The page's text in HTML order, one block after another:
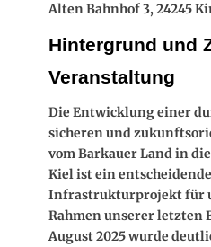
Alten Bahnhof 3, 24245
Hintergrund und
Veranstaltung
Die Entwicklung einer
sicheren und
vom Barkauer Land in
Kiel ist ein
Infrastrukturprojekt für
Rahmen unserer letzten
August 2025 wurde